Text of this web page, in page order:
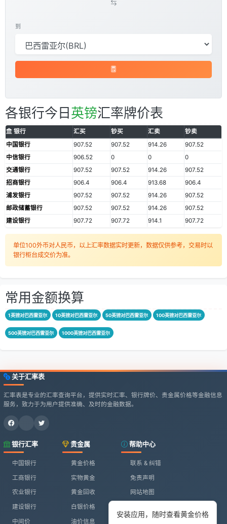
安装应用，随时查看黄金价格
到
各银行今日 英镑汇率牌价表
银行 汇买 钞买 汇卖
钞卖
中国银行
907.52 907.52 914.26
907.52
中信银行
906.52 0 0
0
交通银行
907.52 907.52 914.26
907.52
招商银行
906.4 906.4 913.68
906.4
浦发银行
907.52 907.52 914.26
907.52
邮政储蓄银行
907.52 907.52 914.26
907.52
建设银行
907.72 907.72 914.1 907.72
单位100外币对人民币，以上汇率数据实时更新，数据仅供参考，交易时以
银行柜台成交价为准。
常用金额换算
1英镑对巴西雷亚尔 10英镑对巴西雷亚尔 50英镑对巴西雷亚尔 100英镑对巴西雷亚尔
500英镑对巴西雷亚尔 1000英镑对巴西雷亚尔
关于汇率表
汇率表是专业的汇率查询平台，提供实时汇率、银行牌价、贵金属价格等金融信息
服务，致力于为用户提供准确、及时的金融数据。
银行汇率
中国银行
工商银行
农业银行
建设银行
中间价
贵金属
黄金价格
实物黄金
黄金回收
白银价格
油价信息
帮助中心
联系 & 纠错
免责声明
网站地图